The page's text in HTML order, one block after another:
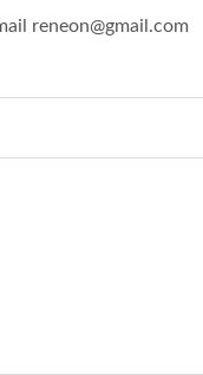
reneon@gmail.com